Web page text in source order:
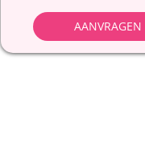
AANVRAGEN